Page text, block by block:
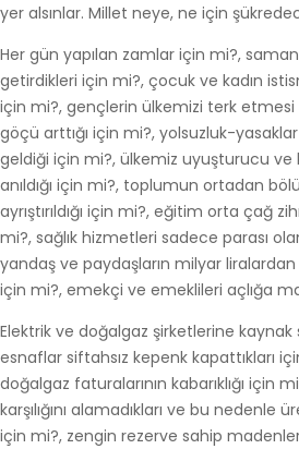
yer alsınlar. Millet neye, ne için
Her gün yapılan zamlar için mi?,
getirdikleri için mi?, çocuk ve kadın
için mi?, gençlerin ülkemizi terk
göçü arttığı için mi?, yolsuzluk-yasaklar
geldiği için mi?, ülkemiz uyuşturucu ve
anıldığı için mi?, toplumun ortadan
ayrıştırıldığı için mi?, eğitim orta çağ
mi?, sağlık hizmetleri sadece parası
yandaş ve paydaşların milyar
için mi?, emekçi ve emeklileri açlığa
Elektrik ve doğalgaz şirketlerine kaynak
esnaflar siftahsız kepenk kapattıkları
doğalgaz faturalarının kabarıklığı için
karşılığını alamadıkları ve bu
için mi?, zengin rezerve sahip